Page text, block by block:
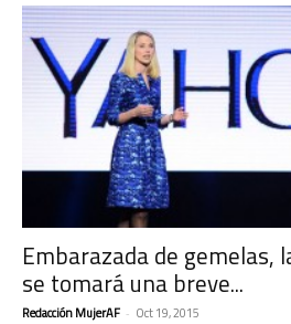
Embarazada de gemelas,
se tomará una breve...
Redacción MujerAF - Oct 19, 2015